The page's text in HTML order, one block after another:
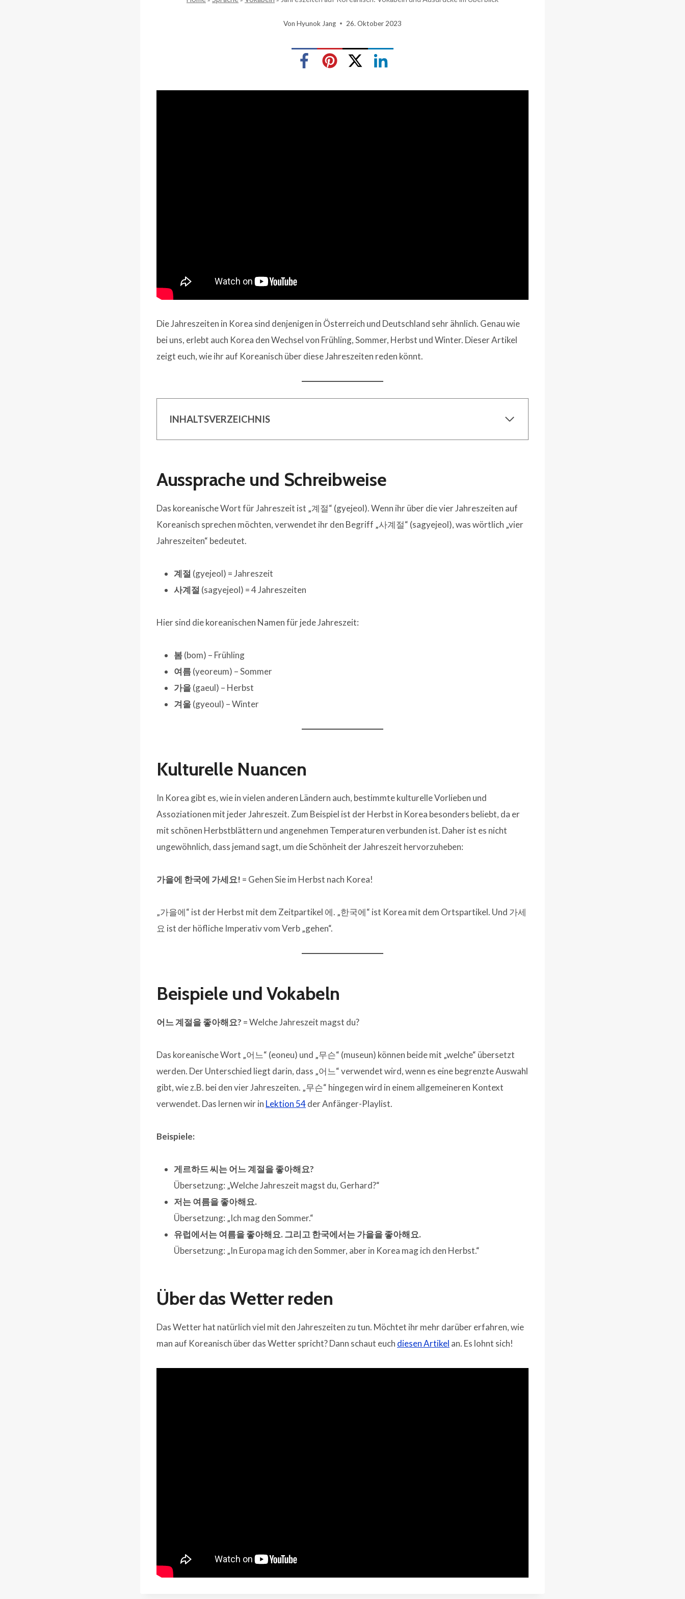
Von Hyunok Jang 26. Oktober 2023
Die Jahreszeiten in Korea sind denjenigen in Österreich und Deutschland sehr ähnlich. Genau wie
bei uns, erlebt auch Korea den Wechsel von Frühling, Sommer, Herbst und Winter. Dieser Artikel
zeigt euch, wie ihr auf Koreanisch über diese Jahreszeiten reden könnt.
INHALTSVERZEICHNIS
Aussprache und Schreibweise
Das koreanische Wort für Jahreszeit ist „계절“ (gyejeol). Wenn ihr über die vier Jahreszeiten auf
Koreanisch sprechen möchten, verwendet ihr den Begriff „사계절“ (sagyejeol), was wörtlich „vier
Jahreszeiten“ bedeutet.
계절 (gyejeol) = Jahreszeit
사계절 (sagyejeol) = 4 Jahreszeiten
Hier sind die koreanischen Namen für jede Jahreszeit:
봄(bom) – Frühling
여름(yeoreum) – Sommer
가을(gaeul) – Herbst
겨울(gyeoul) – Winter
Kulturelle Nuancen
In Korea gibt es, wie in vielen anderen Ländern auch, bestimmte kulturelle Vorlieben und
Assoziationen mit jeder Jahreszeit. Zum Beispiel ist der Herbst in Korea besonders beliebt, da er
mit schönen Herbstblättern und angenehmen Temperaturen verbunden ist. Daher ist es nicht
ungewöhnlich, dass jemand sagt, um die Schönheit der Jahreszeit hervorzuheben:
가을에 한국에 가세요! = Gehen Sie im Herbst nach Korea!
„가을에“ ist der Herbst mit dem Zeitpartikel 에. „한국에“ ist Korea mit dem Ortspartikel. Und 가세
요 ist der höfliche Imperativ vom Verb „gehen“.
Beispiele und Vokabeln
어느 계절을 좋아해요? = Welche Jahreszeit magst du?
Das koreanische Wort „어느“ (eoneu) und „무슨“ (museun) können beide mit „welche“ übersetzt
werden. Der Unterschied liegt darin, dass „어느“ verwendet wird, wenn es eine begrenzte Auswahl
gibt, wie z.B. bei den vier Jahreszeiten. „무슨“ hingegen wird in einem allgemeineren Kontext
verwendet. Das lernen wir in Lektion 54der Anfänger-Playlist.
Beispiele:
게르하드 씨는 어느 계절을 좋아해요?
Übersetzung: „Welche Jahreszeit magst du, Gerhard?“
저는 여름을 좋아해요.
Übersetzung: „Ich mag den Sommer.“
유럽에서는 여름을 좋아해요. 그리고 한국에서는 가을을 좋아해요.
Übersetzung: „In Europa mag ich den Sommer, aber in Korea mag ich den Herbst.“
Über das Wetter reden
Das Wetter hat natürlich viel mit den Jahreszeiten zu tun. Möchtet ihr mehr darüber erfahren, wie
man auf Koreanisch über das Wetter spricht? Dann schaut euch diesen Artikel an. Es lohnt sich!